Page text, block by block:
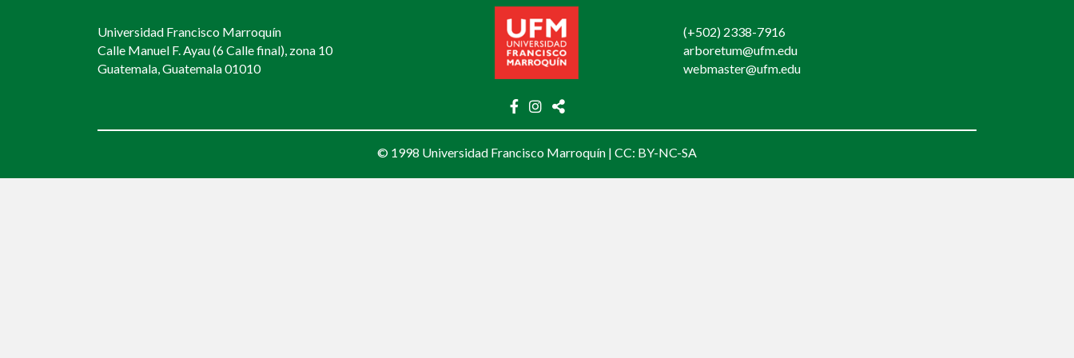
Universidad Francisco Marroquín
Calle Manuel F. Ayau (6 Calle final), zona 10
Guatemala, Guatemala 01010
(+502) 2338-7916
arboretum@ufm.edu
webmaster@ufm.edu
© 1998 Universidad Francisco Marroquín | CC: BY-NC-SA